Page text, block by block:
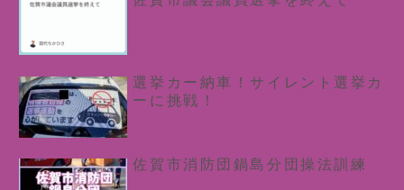
選挙カー納車！サイレント選挙カ
ーに挑戦！
佐賀市消防団鍋島分団操法訓練